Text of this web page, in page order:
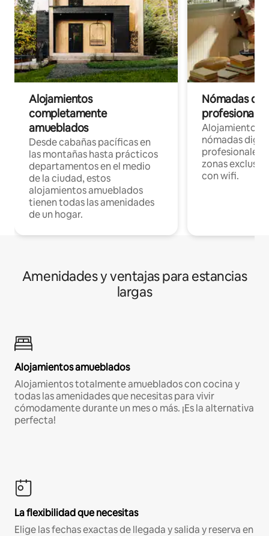
Alojamientos
completamente
amueblados
Desde cabañas pacíficas en
las montañas hasta prácticos
departamentos en el medio
de la ciudad, estos
alojamientos amueblados
tienen todas las amenidades
de un hogar.
Nómadas
Alojamientos
nómadas
profesionales
zonas
con wifi.
Amenidades y ventajas para estancias
largas
Alojamientos amueblados
Alojamientos totalmente amueblados con cocina y
todas las amenidades que necesitas para vivir
cómodamente durante un mes o más. ¡Es la alternativa
perfecta!
La flexibilidad que necesitas
Elige las fechas exactas de llegada y salida y reserva en